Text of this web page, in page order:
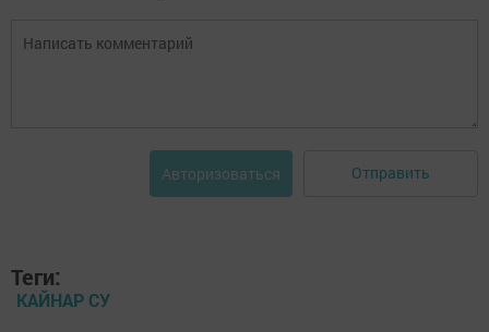
Авторизоваться Отправить
Теги:
КАЙНАР СУ